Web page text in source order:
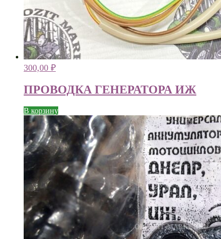
300,00 ₽
ПРОВОДКА ГЕНЕРАТОРА ИЖ
В корзину